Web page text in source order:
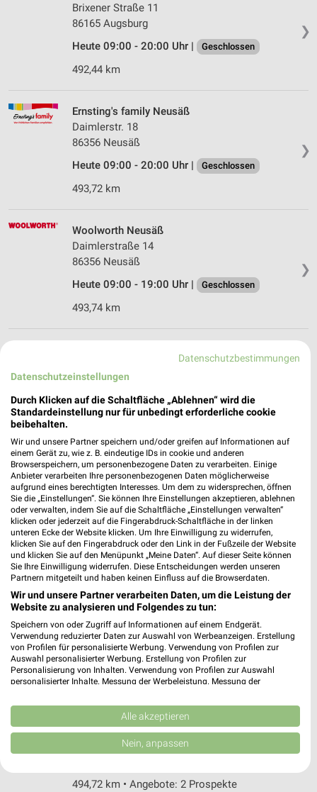
❯
Brixener Straße 11
86165 Augsburg
Heute 09:00 - 20:00 Uhr |
Geschlossen
492,44 km
❯
Ernsting's family Neusäß
Daimlerstr. 18
86356 Neusäß
Heute 09:00 - 20:00 Uhr |
Geschlossen
493,72 km
❯
Woolworth Neusäß
Daimlerstraße 14
86356 Neusäß
Heute 09:00 - 19:00 Uhr |
Geschlossen
493,74 km
86150 Augsburg
Heute 09:00 - 19:00 Uhr | Geschlossen
Ernsting's family Augsburg
Karolinenstr. 7
86150 Augsburg
Heute 09:00 - 20:00 Uhr | Geschlossen
494,40 km
Ernsting's family Stadtbergen
Wankelstr. 2
86391 Stadtbergen
Heute 09:00 - 20:00 Uhr | Geschlossen
494,91 km
GALERIA Markthalle Augsburg
Bürgermeist.-Fischer-Str. 6-10
86150 Augsburg
494,72 km • Angebote: 2 Prospekte
Datenschutzbestimmungen
Datenschutzeinstellungen
Durch Klicken auf die Schaltfläche „Ablehnen“ wird die
Standardeinstellung nur für unbedingt erforderliche cookie
beibehalten.
Wir und unsere Partner speichern und/oder greifen auf Informationen auf
einem Gerät zu, wie z. B. eindeutige IDs in cookie und anderen
Browserspeichern, um personenbezogene Daten zu verarbeiten. Einige
Anbieter verarbeiten Ihre personenbezogenen Daten möglicherweise
aufgrund eines berechtigten Interesses. Um dem zu widersprechen, öffnen
Sie die „Einstellungen“. Sie können Ihre Einstellungen akzeptieren, ablehnen
oder verwalten, indem Sie auf die Schaltfläche „Einstellungen verwalten“
klicken oder jederzeit auf die Fingerabdruck-Schaltfläche in der linken
unteren Ecke der Website klicken. Um Ihre Einwilligung zu widerrufen,
klicken Sie auf den Fingerabdruck oder den Link in der Fußzeile der Website
und klicken Sie auf den Menüpunkt „Meine Daten“. Auf dieser Seite können
Sie Ihre Einwilligung widerrufen. Diese Entscheidungen werden unseren
Partnern mitgeteilt und haben keinen Einfluss auf die Browserdaten.
Wir und unsere Partner verarbeiten Daten, um die Leistung der
Website zu analysieren und Folgendes zu tun:
Speichern von oder Zugriff auf Informationen auf einem Endgerät.
Verwendung reduzierter Daten zur Auswahl von Werbeanzeigen. Erstellung
von Profilen für personalisierte Werbung. Verwendung von Profilen zur
Auswahl personalisierter Werbung. Erstellung von Profilen zur
Personalisierung von Inhalten. Verwendung von Profilen zur Auswahl
personalisierter Inhalte. Messung der Werbeleistung. Messung der
Kombinationen von Daten aus verschiedenen Quellen. Entwicklung und
Verbesserung der Angebote. Verwendung reduzierter Daten zur Auswahl
von Inhalten.
Daten können außerhalb der Europäischen Union weitergegeben und in die
Website/App.
Alle akzeptieren
Nein, anpassen